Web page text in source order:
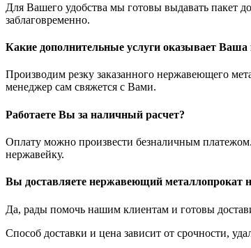
Для Вашего удобства мы готовы выдавать пакет
заблаговременно.
Какие дополнительные услуги оказывает Ваша
Производим резку заказанного нержавеющего
менеджер сам свяжется с Вами.
Работаете Вы за наличный расчет?
Оплату можно произвести безналичным
нержавейку.
Вы доставляете нержавеющий металлопрокат
Да, рады помочь нашим клиентам и готовы
Способ доставки и цена зависит от срочности,